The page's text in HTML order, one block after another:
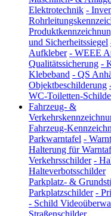
Elektrotechnik -
und Sicherheitssiegel
Aufkleber - WEEE
Qualitätssicherung -
Klebeband - QS
Objektbeschilderung
WC-Toiletten-
Fahrzeug- &
Fahrzeug-
Parkwarntafel -
Halterung für
Verkehrsschilder -
Halteverbotsschilder
Parkplatz- &
Parkplatzschilder -
- Schild
Straßenschilder